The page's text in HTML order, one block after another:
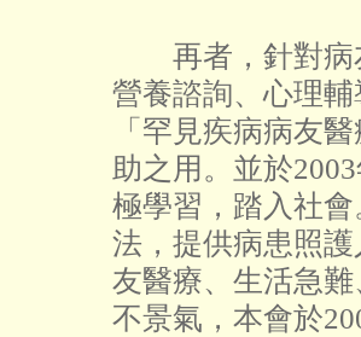
再者，針對病
營養諮詢、心理
「罕見疾病病友
助之用。並於
極學習，踏入社
法，提供病患照
友醫療、生活急
不景氣，本會於